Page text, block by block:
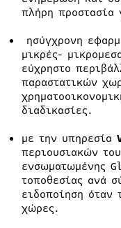
πλήρη προστασία
ησύγχρονη
μικρές-
εύχρηστο
παραστατικών
διαδικασίες.
με την υπηρεσία
περιουσιακών
ενσωματωμένης
τοποθεσίας ανά
ειδοποίηση όταν
χώρες.